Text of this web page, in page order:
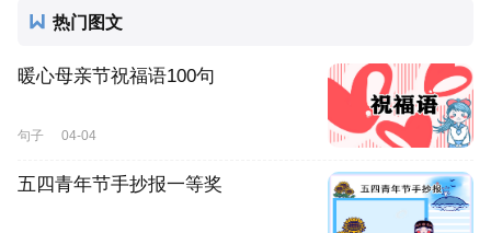
热门图文
暖心母亲节祝福语100句
句子 04-04
五四青年节手抄报一等奖